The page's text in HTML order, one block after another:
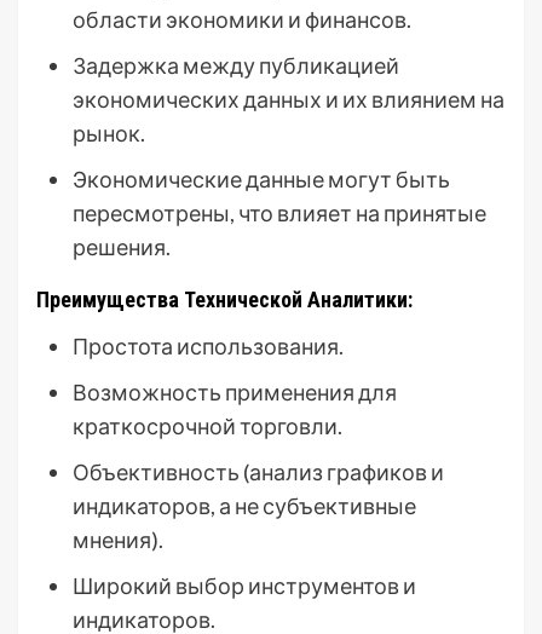
области экономики и финансов.
Задержка между публикацией
экономических данных и их влиянием на
рынок.
Экономические данные могут быть
пересмотрены, что влияет на принятые
решения.
Преимущества Технической Аналитики:
Простота использования.
Возможность применения для
краткосрочной торговли.
Объективность (анализ графиков и
индикаторов, а не субъективные
мнения).
Широкий выбор инструментов и
индикаторов.